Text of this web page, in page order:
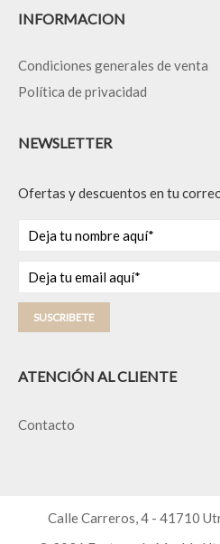
INFORMACION
Condiciones generales de venta
Política de privacidad
NEWSLETTER
Ofertas y descuentos en tu
SUSCRIBETE
ATENCIÓN AL CLIENTE
Contacto
Calle Carreros, 4 - 41710